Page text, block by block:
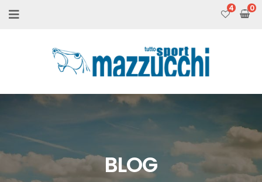
4
BLOG